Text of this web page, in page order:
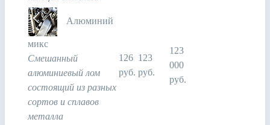
Алюминий
микс
Смешанный
алюминиевый лом
состоящий из разных
сортов и сплавов
металла
126
руб.
123
руб.
123
000
руб.